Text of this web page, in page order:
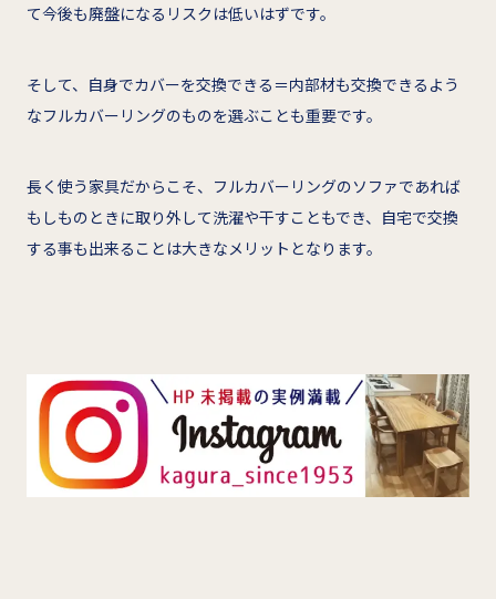
て今後も廃盤になるリスクは低いはずです。
そして、自身でカバーを交換できる＝内部材も交換できるよう
なフルカバーリングのものを選ぶことも重要です。
長く使う家具だからこそ、フルカバーリングのソファであれば
もしものときに取り外して洗濯や干すこともでき、自宅で交換
する事も出来ることは大きなメリットとなります。